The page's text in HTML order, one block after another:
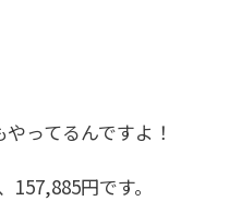
ってるんですよ！
157,885円です。